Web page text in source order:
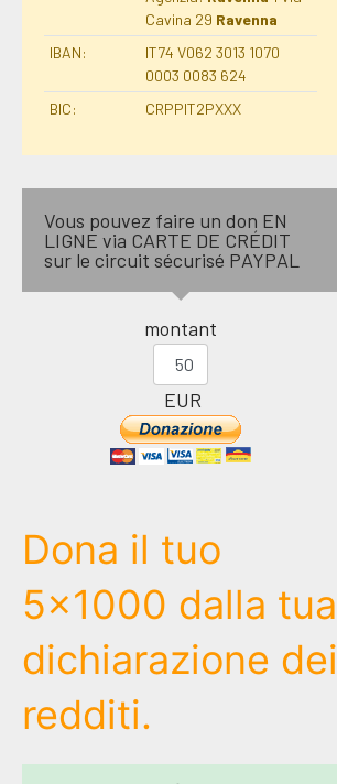
Cavina 29 Ravenna
IBAN:
IT74 V062 3013 1070
0003 0083 624
BIC:
CRPPIT2PXXX
Vous pouvez faire un don EN
LIGNE via CARTE DE CRÉDIT
sur le circuit sécurisé PAYPAL
montant
EUR
Dona il tuo
5x1000 dalla tua
dichiarazione dei
redditi.